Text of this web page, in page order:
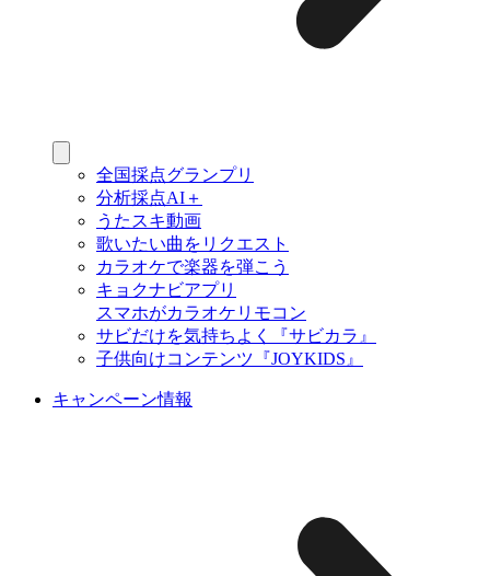
全国採点グランプリ
分析採点AI＋
うたスキ動画
歌いたい曲をリクエスト
カラオケで楽器を弾こう
キョクナビアプリ
スマホがカラオケリモコン
サビだけを気持ちよく『サビカラ』
子供向けコンテンツ『JOYKIDS』
キャンペーン情報